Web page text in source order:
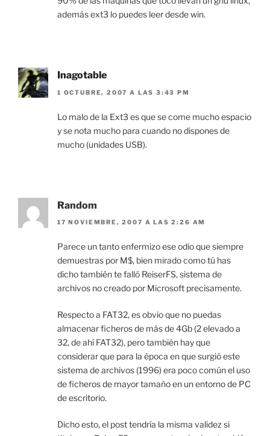
además ext3 lo puedes leer desde win.
Inagotable
1 OCTUBRE, 2007 A LAS 3:43 PM
Lo malo de la Ext3 es que se come mucho espacio
y se nota mucho para cuando no dispones de
mucho (unidades USB).
Random
17 NOVIEMBRE, 2007 A LAS 2:26 AM
Parece un tanto enfermizo ese odio que siempre
demuestras por M$, bien mirado como tú has
dicho también te falló ReiserFS, sistema de
archivos no creado por Microsoft precisamente.
Respecto a FAT32, es obvio que no puedas
almacenar ficheros de más de 4Gb (2 elevado a
32, de ahí FAT32), pero también hay que
considerar que para la época en que surgió este
sistema de archivos (1996) era poco común el uso
de ficheros de mayor tamaño en un entorno de PC
de escritorio.
Dicho esto, el post tendría la misma validez si